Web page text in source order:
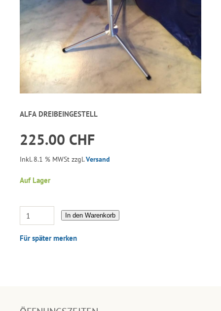
ALFA DREIBEINGESTELL
225.00 CHF
Inkl. 8.1 % MWSt zzgl.Versand
Auf Lager
In den Warenkorb
Für später merken